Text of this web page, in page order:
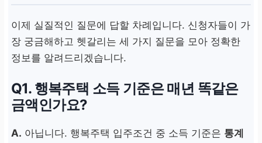
이제 실질적인 질문에 답할 차례입니다. 신청자들이 가
장 궁금해하고 헷갈리는 세 가지 질문을 모아 정확한
정보를 알려드리겠습니다.
Q1. 행복주택 소득 기준은 매년 똑같은
금액인가요?
A. 아닙니다. 행복주택 입주조건 중 소득 기준은 통계